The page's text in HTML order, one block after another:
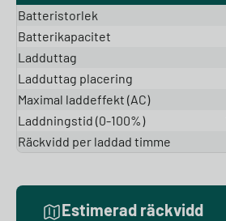
Batteristorlek
Batterikapacitet
Ladduttag
Ladduttag placering
Maximal laddeffekt (AC)
Laddningstid (0-100%)
Räckvidd per laddad timme
Estimerad räckvidd